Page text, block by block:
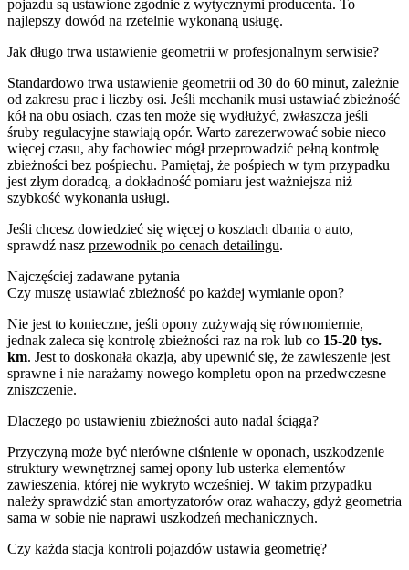
pojazdu są ustawione zgodnie z wytycznymi producenta. To
najlepszy dowód na rzetelnie wykonaną usługę.
Jak długo trwa ustawienie geometrii w profesjonalnym serwisie?
Standardowo trwa ustawienie geometrii od 30 do 60 minut, zależnie
od zakresu prac i liczby osi. Jeśli mechanik musi ustawiać zbieżność
kół na obu osiach, czas ten może się wydłużyć, zwłaszcza jeśli
śruby regulacyjne stawiają opór. Warto zarezerwować sobie nieco
więcej czasu, aby fachowiec mógł przeprowadzić pełną kontrolę
zbieżności bez pośpiechu. Pamiętaj, że pośpiech w tym przypadku
jest złym doradcą, a dokładność pomiaru jest ważniejsza niż
szybkość wykonania usługi.
Jeśli chcesz dowiedzieć się więcej o kosztach dbania o auto,
sprawdź nasz przewodnik po cenach detailingu.
Najczęściej zadawane pytania
Czy muszę ustawiać zbieżność po każdej wymianie opon?
Nie jest to konieczne, jeśli opony zużywają się równomiernie,
jednak zaleca się kontrolę zbieżności raz na rok lub co 15-20 tys.
km. Jest to doskonała okazja, aby upewnić się, że zawieszenie jest
sprawne i nie narażamy nowego kompletu opon na przedwczesne
zniszczenie.
Dlaczego po ustawieniu zbieżności auto nadal ściąga?
Przyczyną może być nierówne ciśnienie w oponach, uszkodzenie
struktury wewnętrznej samej opony lub usterka elementów
zawieszenia, której nie wykryto wcześniej. W takim przypadku
należy sprawdzić stan amortyzatorów oraz wahaczy, gdyż geometria
sama w sobie nie naprawi uszkodzeń mechanicznych.
Czy każda stacja kontroli pojazdów ustawia geometrię?